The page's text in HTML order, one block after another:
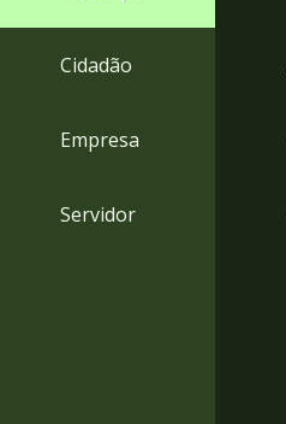
rodapé
Cidadão
Empresa
Servidor